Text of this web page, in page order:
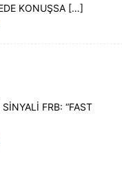
KONUŞSA […]
FRB: “FAST